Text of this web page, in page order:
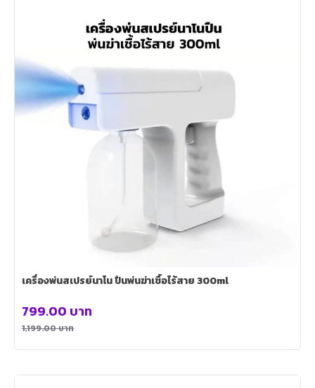
เครื่องพ่นสเปรย์นาโน ปืนพ่นฆ่าเชื้อไร้สาย 300ml
1,199.00บาท
799.00 บาท